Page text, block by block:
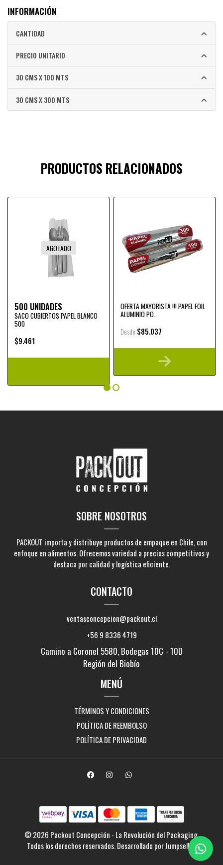
INFORMACIÓN
CANTIDAD
PRECIO UNITARIO
30 CMS X 100 MTS
30 CMS X 300 MTS
PRODUCTOS RELACIONADOS
AGOTADO
500 UNIDADES
SACO CUBIERTOS PAPEL BLANCO
500
$9.461
OFERTA MAYORISTA !!! PAPEL FOIL
ALUMINIO PO..
Desde $85.037
SOBRE NOSOTROS
PACKOUT importa y distribuye productos de empaque en Chile, con
enfoque en alimentos. Ofrecemos variedad a precios competitivos y
destaca por calidad y logística eficiente.
CONTACTO
ventasconcepcion@packout.cl
+56 9 8336 4719
Camino a Coronel 5580, Bodegas 10C - 10D
Región del Biobío
MENÚ
TÉRMINOS Y CONDICIONES
POLÍTICA DE REEMBOLSO
POLÍTICA DE PRIVACIDAD
© 2026 Packout Concepción - La Revolución del Packaging.
Todos los derechos reservados.Desarrollado por Jumpseller .